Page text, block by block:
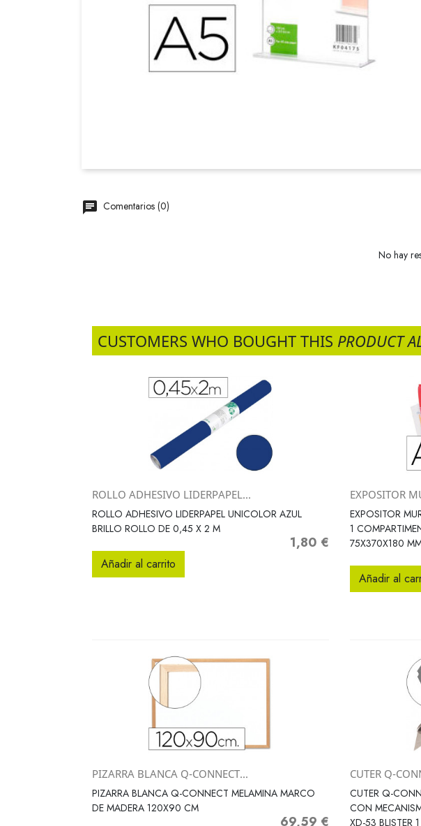
Comentarios (0)
No hay
CUSTOMERS WHO BOUGHT THIS PRODUCT
Vista rápida
ROLLO ADHESIVO LIDERPAPEL...
ROLLO ADHESIVO LIDERPAPEL UNICOLOR AZUL
BRILLO ROLLO DE 0,45 X 2 M
Precio
1,80 €
Añadir al carrito
EXPOSITOR
EXPOSITOR
1
75X370X180
Añadir al
 Vista rápida
PIZARRA BLANCA Q-CONNECT...
PIZARRA BLANCA Q-CONNECT MELAMINA MARCO
DE MADERA 120X90 CM
Precio
69,59 €
CUTER Q-
CUTER Q-
CON
XD-53 BLISTER